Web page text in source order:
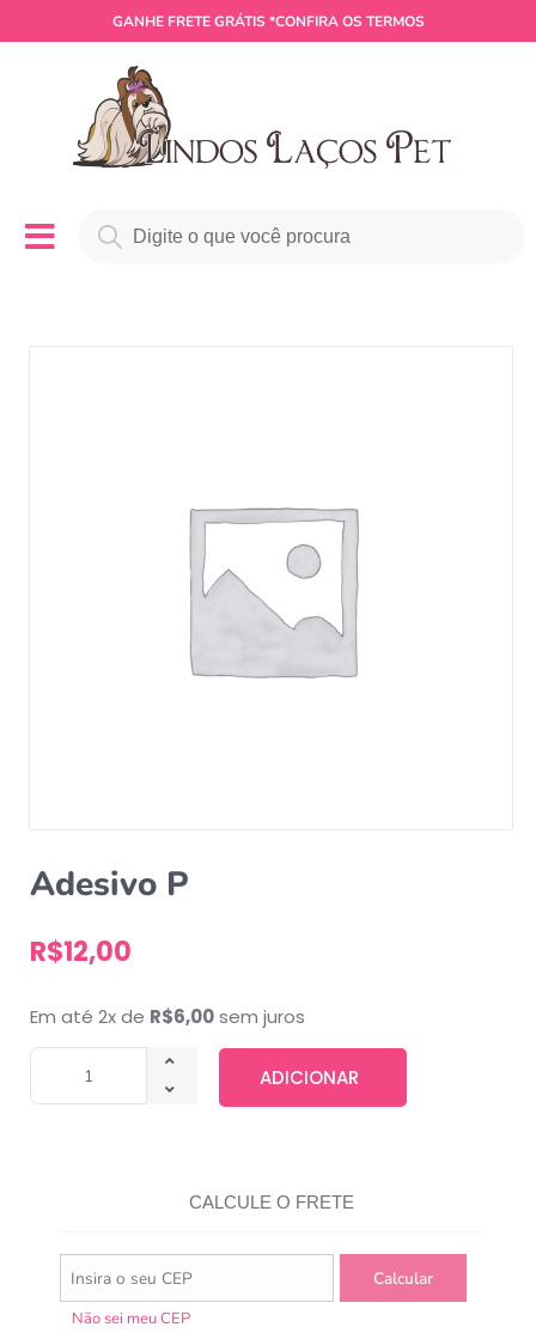
GANHE FRETE GRÁTIS *CONFIRA OS TERMOS
Adesivo P
R$12,00
Em até 2x de R$6,00sem juros
ADICIONAR
CALCULE O FRETE
Não sei meu CEP